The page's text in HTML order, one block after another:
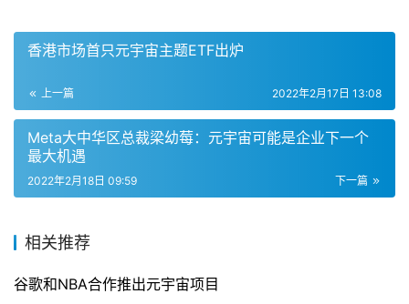
香港市场首只元宇宙主题ETF出炉
上一篇 2022年2月17日 13:08
Meta大中华区总裁梁幼莓：元宇宙可能是企业下一个
最大机遇
下一篇
2022年2月18日 09:59
相关推荐
谷歌和NBA合作推出元宇宙项目